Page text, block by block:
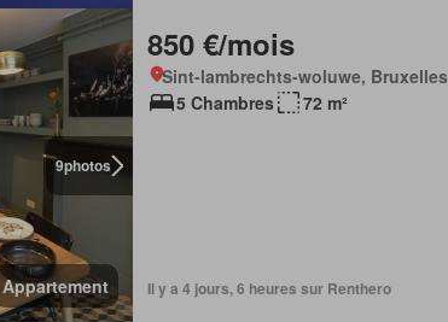
9photos
Appartement
850 €/mois
Sint-lambrechts-woluwe, Bruxelles
5 Chambres
72 m²
Il y a 4 jours, 6 heures sur Renthero